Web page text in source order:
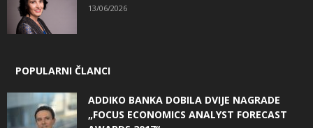
13/06/2026
POPULARNI ČLANCI
ADDIKO BANKA DOBILA DVIJE NAGRADE
„FOCUS ECONOMICS ANALYST FORECAST